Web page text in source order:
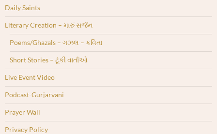
Daily Saints
Literary Creation – મારું સર્જન
Poems/Ghazals – ગઝલ – કવિતા
Short Stories – ટૂંકી વાર્તાઓ
Live Event Video
Podcast-Gurjarvani
Prayer Wall
Privacy Policy